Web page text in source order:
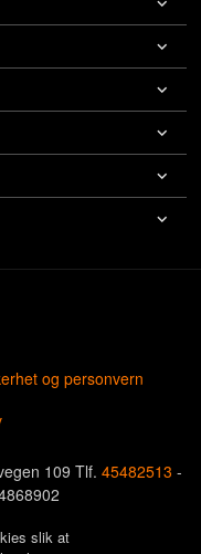
og personvern
109 Tlf. 45482513 -
slik at